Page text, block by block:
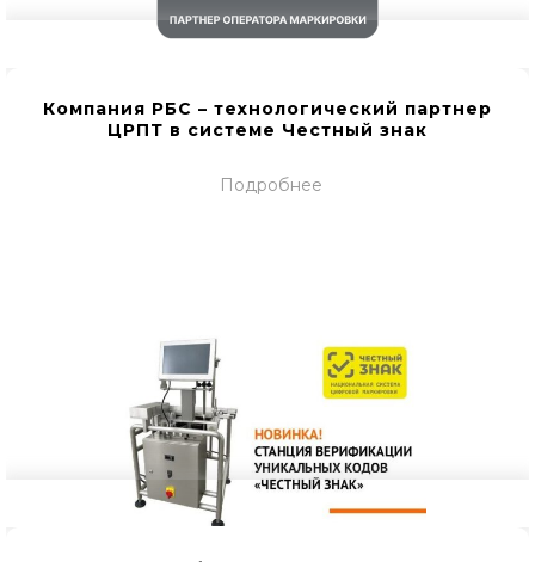
Компания РБС – технологический партнер
ЦРПТ в системе Честный знак
Подробнее